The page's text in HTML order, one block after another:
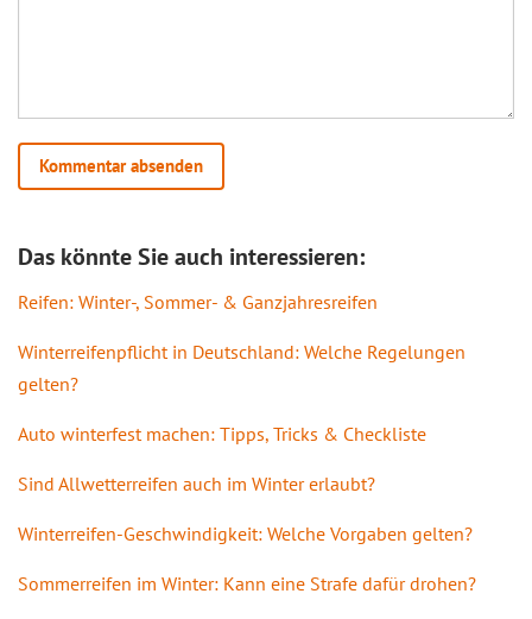
Das könnte Sie auch interessieren:
Reifen: Winter-, Sommer- & Ganzjahresreifen
Winterreifenpflicht in Deutschland: Welche Regelungen
gelten?
Auto winterfest machen: Tipps, Tricks & Checkliste
Sind Allwetterreifen auch im Winter erlaubt?
Winterreifen-Geschwindigkeit: Welche Vorgaben gelten?
Sommerreifen im Winter: Kann eine Strafe dafür drohen?